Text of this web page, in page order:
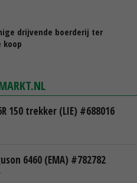
drijvende boerderij ter
150 trekker (LIE) #688016
6460 (EMA) #782782